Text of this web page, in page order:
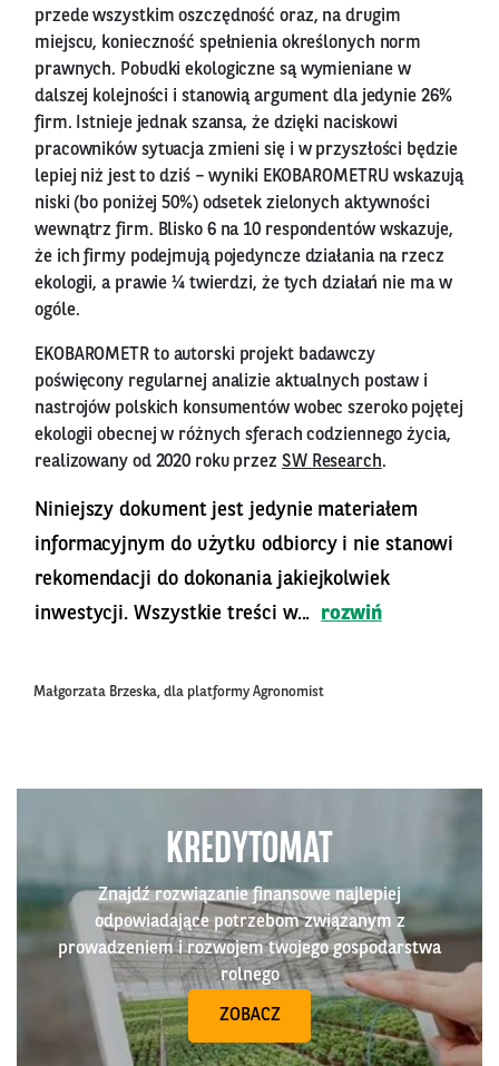
przede wszystkim oszczędność oraz, na drugim
miejscu, konieczność spełnienia określonych norm
prawnych. Pobudki ekologiczne są wymieniane w
dalszej kolejności i stanowią argument dla jedynie 26%
firm. Istnieje jednak szansa, że dzięki naciskowi
pracowników sytuacja zmieni się i w przyszłości będzie
lepiej niż jest to dziś – wyniki EKOBAROMETRU wskazują
niski (bo poniżej 50%) odsetek zielonych aktywności
wewnątrz firm. Blisko 6 na 10 respondentów wskazuje,
że ich firmy podejmują pojedyncze działania na rzecz
ekologii, a prawie ¼ twierdzi, że tych działań nie ma w
ogóle.
EKOBAROMETR to autorski projekt badawczy
poświęcony regularnej analizie aktualnych postaw i
nastrojów polskich konsumentów wobec szeroko pojętej
ekologii obecnej w różnych sferach codziennego życia,
realizowany od 2020 roku przez SW Research.
Niniejszy dokument jest jedynie materiałem
informacyjnym do użytku odbiorcy i nie stanowi
rekomendacji do dokonania jakiejkolwiek
inwestycji. Wszystkie treści w...
rozwiń
Małgorzata Brzeska, dla platformy Agronomist
KREDYTOMAT
Znajdź rozwiązanie finansowe najlepiej
odpowiadające potrzebom związanym z
prowadzeniem i rozwojem twojego gospodarstwa
rolnego
ZOBACZ